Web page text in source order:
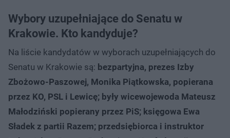
Wybory uzupełniające do Senatu w
Krakowie. Kto kandyduje?
Na liście kandydatów w wyborach uzupełniających do
Senatu w Krakowie są: bezpartyjna, prezes Izby
Zbożowo-Paszowej, Monika Piątkowska, popierana
przez KO, PSL i Lewicę; były wicewojewoda Mateusz
Małodziński popierany przez PiS; księgowa Ewa
Sładek z partii Razem; przedsiębiorca i instruktor